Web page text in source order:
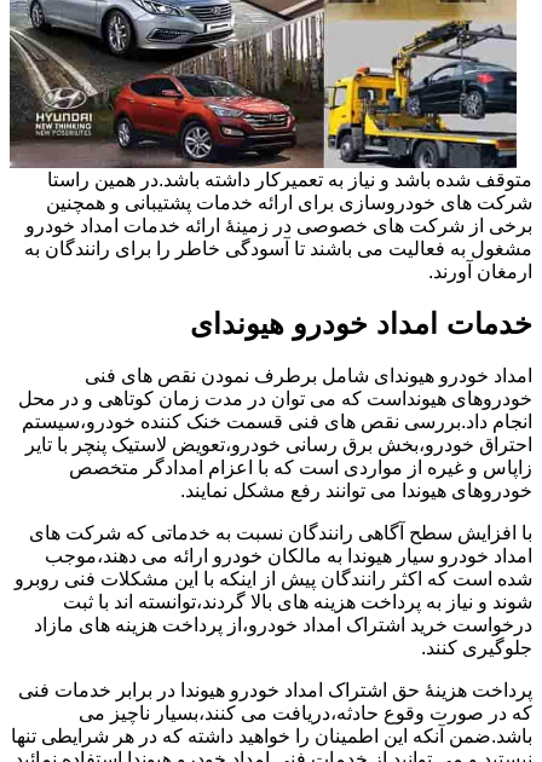
متوقف شده باشد و نیاز به تعمیرکار داشته باشد.در همین راستا
شرکت های خودروسازی برای ارائه خدمات پشتیبانی و همچنین
برخی از شرکت های خصوصی در زمینۀ ارائه خدمات امداد خودرو
مشغول به فعالیت می باشند تا آسودگی خاطر را برای رانندگان به
ارمغان آورند.
خدمات امداد خودرو هیوندای
امداد خودرو هیوندای شامل برطرف نمودن نقص های فنی
خودروهای هیونداست که می توان در مدت زمان کوتاهی و در محل
انجام داد.بررسی نقص های فنی قسمت خنک کننده خودرو،سیستم
احتراق خودرو،بخش برق رسانی خودرو،تعویض لاستیک پنچر با تایر
زاپاس و غیره از مواردی است که با اعزام امدادگر متخصص
خودروهای هیوندا می توانند رفع مشکل نمایند.
با افزایش سطح آگاهی رانندگان نسبت به خدماتی که شرکت های
امداد خودرو سیار هیوندا به مالکان خودرو ارائه می دهند،موجب
شده است که اکثر رانندگان پیش از اینکه با این مشکلات فنی روبرو
شوند و نیاز به پرداخت هزینه های بالا گردند،توانسته اند با ثبت
درخواست خرید اشتراک امداد خودرو،از پرداخت هزینه های مازاد
جلوگیری کنند.
پرداخت هزینۀ حق اشتراک امداد خودرو هیوندا در برابر خدمات فنی
که در صورت وقوع حادثه،دریافت می کنند،بسیار ناچیز می
باشد.ضمن آنکه این اطمینان را خواهید داشته که در هر شرایطی تنها